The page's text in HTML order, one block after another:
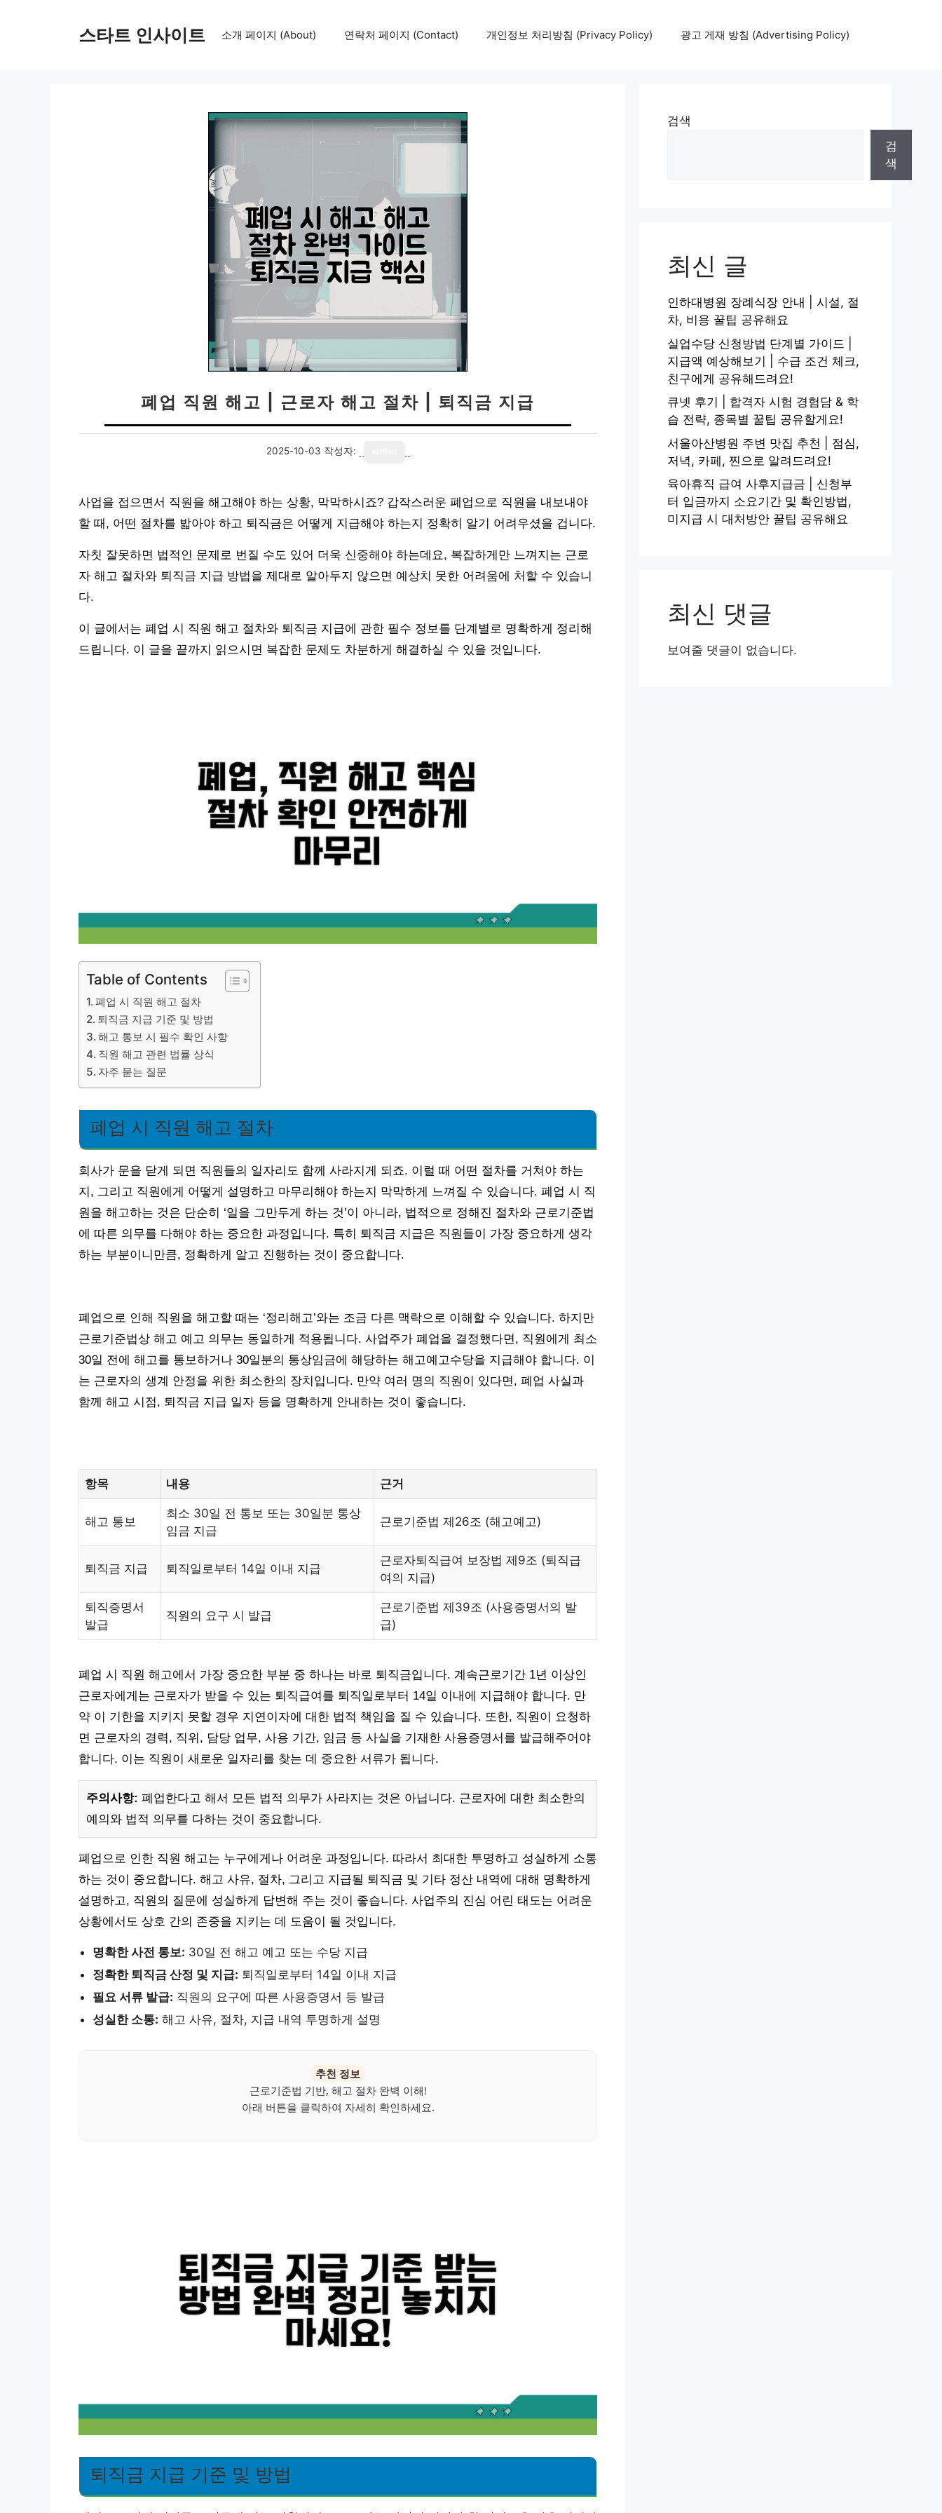
스타트 인사이트 소개 페이지 (About) 연락처 페이지 (Contact) 개인정보 처리방침 (Privacy Policy) 광고 게재 방침 (Advertising Policy)
폐업 직원 해고 | 근로자 해고 절차 | 퇴직금 지급
2025-10-03 작성자:
사업을 접으면서 직원을 해고해야 하는 상황, 막막하시죠? 갑작스러운 폐업으로 직원을 내보내야
할 때, 어떤 절차를 밟아야 하고 퇴직금은 어떻게 지급해야 하는지 정확히 알기 어려우셨을 겁니다.
자칫 잘못하면 법적인 문제로 번질 수도 있어 더욱 신중해야 하는데요, 복잡하게만 느껴지는 근로
자 해고 절차와 퇴직금 지급 방법을 제대로 알아두지 않으면 예상치 못한 어려움에 처할 수 있습니
다.
이 글에서는 폐업 시 직원 해고 절차와 퇴직금 지급에 관한 필수 정보를 단계별로 명확하게 정리해
드립니다. 이 글을 끝까지 읽으시면 복잡한 문제도 차분하게 해결하실 수 있을 것입니다.
Table of Contents
폐업 시 직원 해고 절차
퇴직금 지급 기준 및 방법
해고 통보 시 필수 확인 사항
직원 해고 관련 법률 상식
자주 묻는 질문
폐업 시 직원 해고 절차
회사가 문을 닫게 되면 직원들의 일자리도 함께 사라지게 되죠. 이럴 때 어떤 절차를 거쳐야 하는
지, 그리고 직원에게 어떻게 설명하고 마무리해야 하는지 막막하게 느껴질 수 있습니다. 폐업 시 직
원을 해고하는 것은 단순히 ‘일을 그만두게 하는 것’이 아니라, 법적으로 정해진 절차와 근로기준법
에 따른 의무를 다해야 하는 중요한 과정입니다. 특히 퇴직금 지급은 직원들이 가장 중요하게 생각
하는 부분이니만큼, 정확하게 알고 진행하는 것이 중요합니다.
폐업으로 인해 직원을 해고할 때는 ‘정리해고’와는 조금 다른 맥락으로 이해할 수 있습니다. 하지만
근로기준법상 해고 예고 의무는 동일하게 적용됩니다. 사업주가 폐업을 결정했다면, 직원에게 최소
30일 전에 해고를 통보하거나 30일분의 통상임금에 해당하는 해고예고수당을 지급해야 합니다. 이
는 근로자의 생계 안정을 위한 최소한의 장치입니다. 만약 여러 명의 직원이 있다면, 폐업 사실과
함께 해고 시점, 퇴직금 지급 일자 등을 명확하게 안내하는 것이 좋습니다.
항목 내용 근거
해고 통보
최소 30일 전 통보 또는 30일분 통상
임금 지급
근로기준법 제26조 (해고예고)
퇴직금 지급 퇴직일로부터 14일 이내 지급
근로자퇴직급여 보장법 제9조 (퇴직급
여의 지급)
퇴직증명서
발급
직원의 요구 시 발급
근로기준법 제39조 (사용증명서의 발
급)
폐업 시 직원 해고에서 가장 중요한 부분 중 하나는 바로 퇴직금입니다. 계속근로기간 1년 이상인
근로자에게는 근로자가 받을 수 있는 퇴직급여를 퇴직일로부터 14일 이내에 지급해야 합니다. 만
약 이 기한을 지키지 못할 경우 지연이자에 대한 법적 책임을 질 수 있습니다. 또한, 직원이 요청하
면 근로자의 경력, 직위, 담당 업무, 사용 기간, 임금 등 사실을 기재한 사용증명서를 발급해주어야
합니다. 이는 직원이 새로운 일자리를 찾는 데 중요한 서류가 됩니다.
주의사항: 폐업한다고 해서 모든 법적 의무가 사라지는 것은 아닙니다. 근로자에 대한 최소한의
예의와 법적 의무를 다하는 것이 중요합니다.
폐업으로 인한 직원 해고는 누구에게나 어려운 과정입니다. 따라서 최대한 투명하고 성실하게 소통
하는 것이 중요합니다. 해고 사유, 절차, 그리고 지급될 퇴직금 및 기타 정산 내역에 대해 명확하게
설명하고, 직원의 질문에 성실하게 답변해 주는 것이 좋습니다. 사업주의 진심 어린 태도는 어려운
상황에서도 상호 간의 존중을 지키는 데 도움이 될 것입니다.
명확한 사전 통보: 30일 전 해고 예고 또는 수당 지급
정확한 퇴직금 산정 및 지급: 퇴직일로부터 14일 이내 지급
필요 서류 발급: 직원의 요구에 따른 사용증명서 등 발급
성실한 소통: 해고 사유, 절차, 지급 내역 투명하게 설명
추천 정보
근로기준법 기반, 해고 절차 완벽 이해!
아래 버튼을 클릭하여 자세히 확인하세요.
퇴직금 지급 기준 및 방법
검색
검
색
최신 글
인하대병원 장례식장 안내 | 시설, 절
차, 비용 꿀팁 공유해요
실업수당 신청방법 단계별 가이드 |
지급액 예상해보기 | 수급 조건 체크,
친구에게 공유해드려요!
큐넷 후기 | 합격자 시험 경험담 & 학
습 전략, 종목별 꿀팁 공유할게요!
서울아산병원 주변 맛집 추천 | 점심,
저녁, 카페, 찐으로 알려드려요!
육아휴직 급여 사후지급금 | 신청부
터 입금까지 소요기간 및 확인방법,
미지급 시 대처방안 꿀팁 공유해요
최신 댓글
보여줄 댓글이 없습니다.